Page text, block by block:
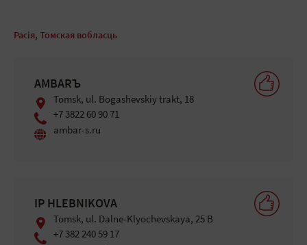
Расія, Томская вобласць
AMBARЪ
Tomsk, ul. Bogashevskiy trakt, 18
+7 3822 60 90 71
ambar-s.ru
IP HLEBNIKOVA
Tomsk, ul. Dalne-Klyochevskaya, 25 B
+7 382 240 59 17